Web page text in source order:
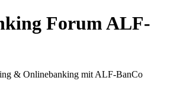
Forum ALF-
& Onlinebanking mit ALF-BanCo